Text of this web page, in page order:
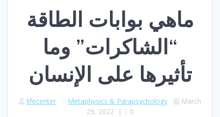
ماهي بوابات الطاقة
“الشاكرات” وما
تأثيرها على الإنسان
lifecenter Metaphysics & Parapsychology
March
29, 2022 | 0